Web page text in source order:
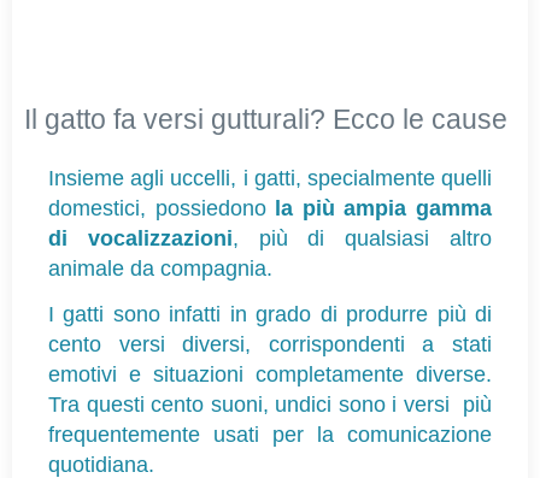
Il gatto fa versi gutturali? Ecco le cause
Insieme agli uccelli, i gatti, specialmente quelli
domestici, possiedono la più ampia gamma
di vocalizzazioni, più di qualsiasi altro
animale da compagnia.
I gatti sono infatti in grado di produrre più di
cento versi diversi, corrispondenti a stati
emotivi e situazioni completamente diverse.
Tra questi cento suoni, undici sono i versi  più
frequentemente usati per la comunicazione
quotidiana.